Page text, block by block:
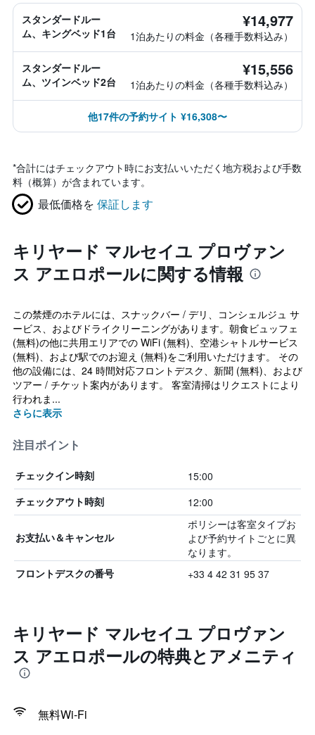
スタンダードルー
ム、キングベッド1台
¥14,977
1泊あたりの料金（各種手数料込み）
スタンダードルー
ム、ツインベッド2台
¥15,556
1泊あたりの料金（各種手数料込み）
他17件の予約サイト ¥16,308〜
*合計にはチェックアウト時にお支払いいただく地方税および手数
料（概算）が含まれています。
最低価格を 保証します
キリヤード マルセイユ プロヴァン
ス アエロポールに関する情報
この禁煙のホテルには、スナックバー / デリ、コンシェルジュ サ
ービス、およびドライクリーニングがあります。朝食ビュッフェ
(無料)の他に共用エリアでの WiFi (無料)、空港シャトルサービス
(無料)、および駅でのお迎え (無料)をご利用いただけます。 その
他の設備には、24 時間対応フロントデスク、新聞 (無料)、および
ツアー / チケット案内があります。 客室清掃はリクエストにより
行われま...
さらに表示
注目ポイント
チェックイン時刻 15:00
チェックアウト時刻 12:00
お支払い＆キャンセル
ポリシーは客室タイプお
よび予約サイトごとに異
なります。
フロントデスクの番号 +33 4 42 31 95 37
キリヤード マルセイユ プロヴァン
ス アエロポールの特典とアメニティ
無料Wi-Fi